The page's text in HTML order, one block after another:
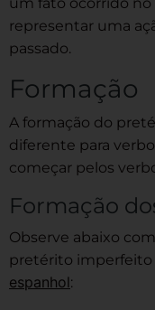
representar uma
passado.
Formação
A formação do
diferente para
começar pelos
Formação
Observe abaixo
pretérito imperfeito
espanhol: